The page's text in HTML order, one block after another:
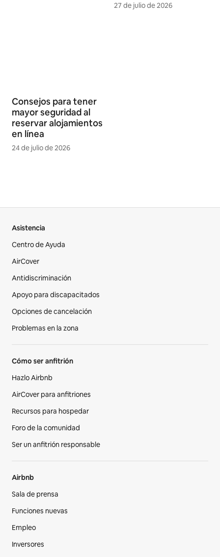
27 de julio de 2026
Consejos para tener
mayor seguridad al
reservar alojamientos
en línea
24 de julio de 2026
Asistencia
Centro de Ayuda
AirCover
Antidiscriminación
Apoyo para discapacitados
Opciones de cancelación
Problemas en la zona
Cómo ser anfitrión
Hazlo Airbnb
AirCover para anfitriones
Recursos para hospedar
Foro de la comunidad
Ser un anfitrión responsable
Airbnb
Sala de prensa
Funciones nuevas
Empleo
Inversores